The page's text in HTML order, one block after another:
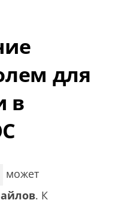
для
в
может
. К